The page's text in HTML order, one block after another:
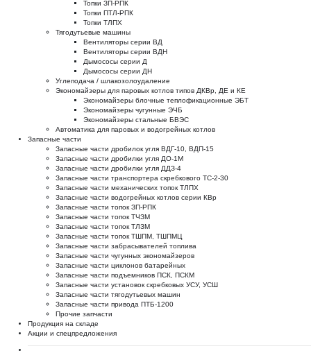
Топки ЗП-РПК
Топки ПТЛ-РПК
Топки ТЛПХ
Тягодутьевые машины
Вентиляторы серии ВД
Вентиляторы серии ВДН
Дымососы серии Д
Дымососы серии ДН
Углеподача / шлакозолоудаление
Экономайзеры для паровых котлов типов ДКВр, ДЕ и КЕ
Экономайзеры блочные теплофикационные ЭБТ
Экономайзеры чугунные ЭЧБ
Экономайзеры стальные БВЭС
Автоматика для паровых и водогрейных котлов
Запасные части
Запасные части дробилок угля ВДГ-10, ВДП-15
Запасные части дробилки угля ДО-1М
Запасные части дробилки угля ДДЗ-4
Запасные части транспортера скребкового ТС-2-30
Запасные части механических топок ТЛПХ
Запасные части водогрейных котлов серии КВр
Запасные части топок ЗП-РПК
Запасные части топок ТЧЗМ
Запасные части топок ТЛЗМ
Запасные части топок ТШПМ, ТШПМЦ
Запасные части забрасывателей топлива
Запасные части чугунных экономайзеров
Запасные части циклонов батарейных
Запасные части подъемников ПСК, ПСКМ
Запасные части установок скребковых УСУ, УСШ
Запасные части тягодутьевых машин
Запасные части привода ПТБ-1200
Прочие запчасти
Продукция на складе
Акции и спецпредложения